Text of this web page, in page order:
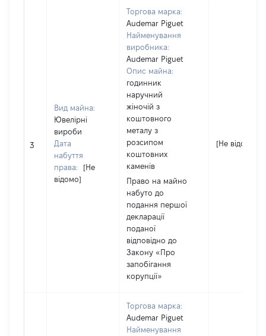
3
Вид майна:
Ювелірні
вироби
Дата
набуття
права:
[Не
відомо]
Торгова марка:
Audemar Piguet
Найменування
виробника:
Audemar Piguet
Опис майна:
годинник
наручний
жіночій з
коштовного
металу з
розсипом
коштовних
каменів
Право на майно
набуто до
подання першої
декларації
поданої
відповідно до
Закону «Про
запобігання
корупції»
[Не відомо]
Торгова марка:
Audemar Piguet
Найменування